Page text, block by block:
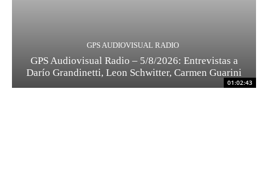
01:02:43
GPS AUDIOVISUAL RADIO
GPS Audiovisual Radio – 5/8/2026: Entrevistas a
Darío Grandinetti, Leon Schwitter, Carmen Guarini